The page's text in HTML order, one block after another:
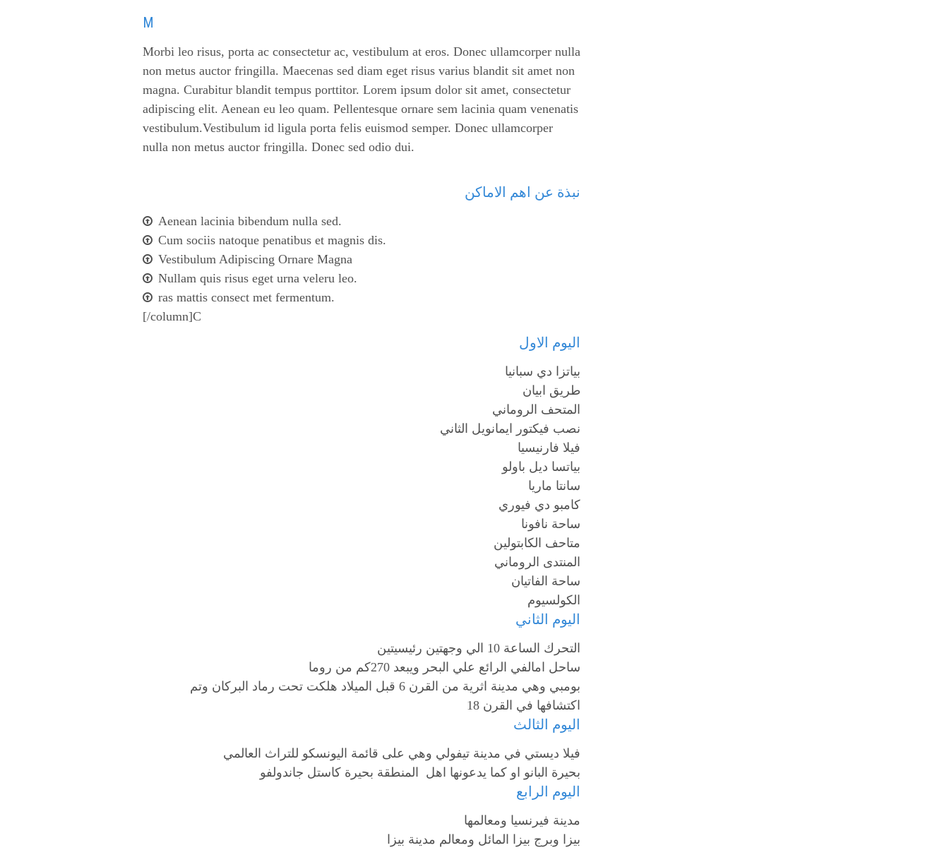
M
Morbi leo risus, porta ac consectetur ac, vestibulum at eros. Donec ullamcorper nulla
non metus auctor fringilla. Maecenas sed diam eget risus varius blandit sit amet non
magna. Curabitur blandit tempus porttitor. Lorem ipsum dolor sit amet, consectetur
adipiscing elit. Aenean eu leo quam. Pellentesque ornare sem lacinia quam venenatis
vestibulum.Vestibulum id ligula porta felis euismod semper. Donec ullamcorper
nulla non metus auctor fringilla. Donec sed odio dui.
نبذة عن اهم الاماكن
Aenean lacinia bibendum nulla sed.
Cum sociis natoque penatibus et magnis dis.
Vestibulum Adipiscing Ornare Magna
Nullam quis risus eget urna veleru leo.
ras mattis consect met fermentum.
[/column]C
اليوم الاول
بياتزا دي سبانيا
طريق ابيان
المتحف الروماني
نصب فيكتور ايمانويل الثاني
فيلا فارنيسيا
بياتسا ديل باولو
سانتا ماريا
كامبو دي فيوري
ساحة نافونا
متاحف الكابتولين
المنتدى الروماني
ساحة الفاتيان
الكولسيوم
اليوم الثاني
التحرك الساعة 10 الي وجهتين رئيسيتين
ساحل امالفي الرائع علي البحر ويبعد 270كم من روما
اكتشافها في القرن 18
اليوم الثالث
فيلا ديستي في مدينة تيفولي وهي على قائمة اليونسكو للتراث العالمي
بحيرة البانو او كما يدعونها اهل المنطقة بحيرة كاستل جاندولفو
اليوم الرابع
مدينة فيرنسيا ومعالمها
بيزا وبرج بيزا المائل ومعالم مدينة بيزا